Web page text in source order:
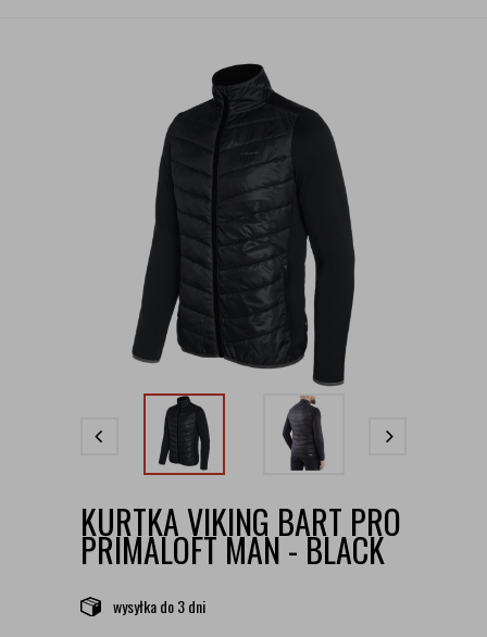
KURTKA VIKING BART PRO
PRIMALOFT MAN - BLACK
wysyłkado 3 dni